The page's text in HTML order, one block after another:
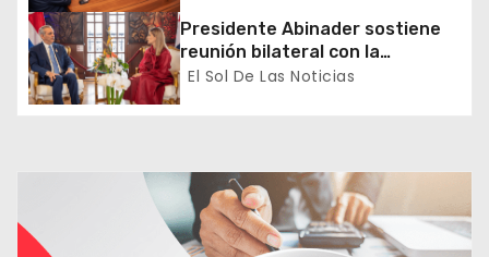
a
d
a
toma de posesión de Laura
Fernández en Costa Rica
Presidente Abinader sostiene
reunión bilateral con la
mandataria electa, Laura
Fernández Delgado
El Sol De Las Noticias